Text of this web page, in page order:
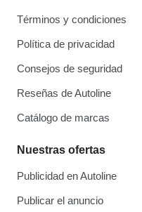
Términos y condiciones
Política de privacidad
Consejos de seguridad
Reseñas de Autoline
Catálogo de marcas
Nuestras ofertas
Publicidad en Autoline
Publicar el anuncio